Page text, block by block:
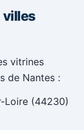
vitrines
de Nantes :
Loire (44230)